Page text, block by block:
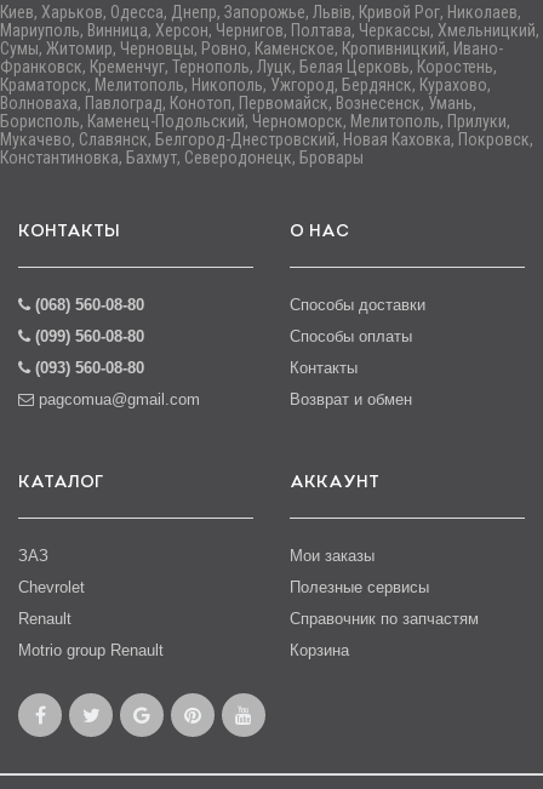
Киев, Харьков, Одесса, Днепр, Запорожье, Львів, Кривой Рог, Николаев,
Мариуполь, Винница, Херсон, Чернигов, Полтава, Черкассы, Хмельницкий,
Сумы, Житомир, Черновцы, Ровно, Каменское, Кропивницкий, Ивано-
Франковск, Кременчуг, Тернополь, Луцк, Белая Церковь, Коростень,
Краматорск, Мелитополь, Никополь, Ужгород, Бердянск, Курахово,
Волноваха, Павлоград, Конотоп, Первомайск, Вознесенск, Умань,
Борисполь, Каменец-Подольский, Черноморск, Мелитополь, Прилуки,
Мукачево, Славянск, Белгород-Днестровский, Новая Каховка, Покровск,
Константиновка, Бахмут, Северодонецк, Бровары
КОНТАКТЫ
(068) 560-08-80
(099) 560-08-80
(093) 560-08-80
pagcomua@gmail.com
О НАС
Способы доставки
Способы оплаты
Контакты
Возврат и обмен
КАТАЛОГ
ЗАЗ
Chevrolet
Renault
Motrio group Renault
АККАУНТ
Мои заказы
Полезные сервисы
Справочник по запчастям
Корзина